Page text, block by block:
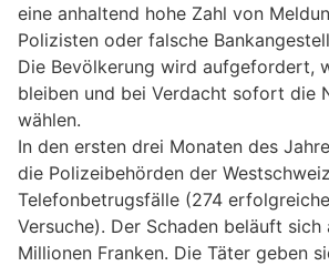
eine anhaltend hohe Zahl von
Polizisten oder falsche
Die Bevölkerung wird aufgefordert,
bleiben und bei Verdacht sofort die
wählen.
In den ersten drei Monaten des
die Polizeibehörden der
Telefonbetrugsfälle (274
Versuche). Der Schaden beläuft
Millionen Franken. Die Täter geben